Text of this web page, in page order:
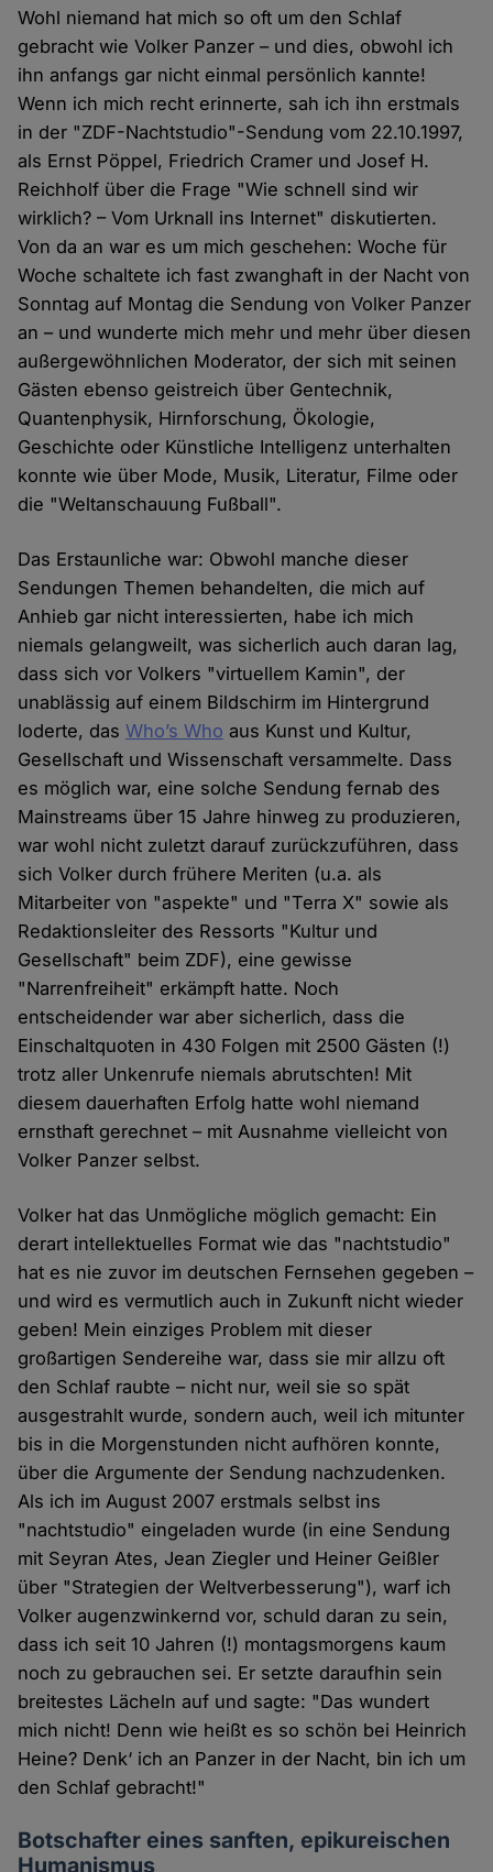
Wohl niemand hat mich so oft um den Schlaf
gebracht wie Volker Panzer – und dies, obwohl ich
ihn anfangs gar nicht einmal persönlich kannte!
Wenn ich mich recht erinnerte, sah ich ihn erstmals
in der "ZDF-Nachtstudio"-Sendung vom 22.10.1997,
als Ernst Pöppel, Friedrich Cramer und Josef H.
Reichholf über die Frage "Wie schnell sind wir
wirklich? – Vom Urknall ins Internet" diskutierten.
Von da an war es um mich geschehen: Woche für
Woche schaltete ich fast zwanghaft in der Nacht von
Sonntag auf Montag die Sendung von Volker Panzer
an – und wunderte mich mehr und mehr über diesen
außergewöhnlichen Moderator, der sich mit seinen
Gästen ebenso geistreich über Gentechnik,
Quantenphysik, Hirnforschung, Ökologie,
Geschichte oder Künstliche Intelligenz unterhalten
konnte wie über Mode, Musik, Literatur, Filme oder
die "Weltanschauung Fußball".
Das Erstaunliche war: Obwohl manche dieser
Sendungen Themen behandelten, die mich auf
Anhieb gar nicht interessierten, habe ich mich
niemals gelangweilt, was sicherlich auch daran lag,
dass sich vor Volkers "virtuellem Kamin", der
unablässig auf einem Bildschirm im Hintergrund
loderte, dasWho’s Who aus Kunst und Kultur,
Gesellschaft und Wissenschaft versammelte. Dass
es möglich war, eine solche Sendung fernab des
Mainstreams über 15 Jahre hinweg zu produzieren,
war wohl nicht zuletzt darauf zurückzuführen, dass
sich Volker durch frühere Meriten (u.a. als
Mitarbeiter von "aspekte" und "Terra X" sowie als
Redaktionsleiter des Ressorts "Kultur und
Gesellschaft" beim ZDF), eine gewisse
"Narrenfreiheit" erkämpft hatte. Noch
entscheidender war aber sicherlich, dass die
Einschaltquoten in 430 Folgen mit 2500 Gästen (!)
trotz aller Unkenrufe niemals abrutschten! Mit
diesem dauerhaften Erfolg hatte wohl niemand
ernsthaft gerechnet – mit Ausnahme vielleicht von
Volker Panzer selbst.
Volker hat das Unmögliche möglich gemacht: Ein
derart intellektuelles Format wie das "nachtstudio"
hat es nie zuvor im deutschen Fernsehen gegeben –
und wird es vermutlich auch in Zukunft nicht wieder
geben! Mein einziges Problem mit dieser
großartigen Sendereihe war, dass sie mir allzu oft
den Schlaf raubte – nicht nur, weil sie so spät
ausgestrahlt wurde, sondern auch, weil ich mitunter
bis in die Morgenstunden nicht aufhören konnte,
über die Argumente der Sendung nachzudenken.
Als ich im August 2007 erstmals selbst ins
"nachtstudio" eingeladen wurde (in eine Sendung
mit Seyran Ates, Jean Ziegler und Heiner Geißler
über "Strategien der Weltverbesserung"), warf ich
Volker augenzwinkernd vor, schuld daran zu sein,
dass ich seit 10 Jahren (!) montagsmorgens kaum
noch zu gebrauchen sei. Er setzte daraufhin sein
breitestes Lächeln auf und sagte: "Das wundert
mich nicht! Denn wie heißt es so schön bei Heinrich
Heine? Denk‘ ich an Panzer in der Nacht, bin ich um
den Schlaf gebracht!"
Botschafter eines sanften, epikureischen
Humanismus